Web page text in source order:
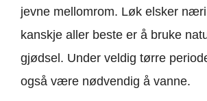
jevne mellomrom. Løk elsker
kanskje aller beste er å bruke
gjødsel. Under veldig tørre
også være nødvendig å vanne.